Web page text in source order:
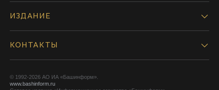
ИЗДАНИЕ
КОНТАКТЫ
© 1992-2026 АО ИА «Башинформ».
www.bashinform.ru